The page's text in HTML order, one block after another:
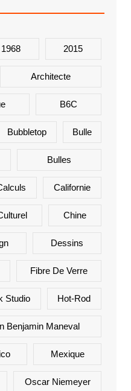
1968 2015
Architecte
B6C
Bubbletop Bulle
Bulles
Californie
Chine
Dessins
Fibre De Verre
Studio Hot-Rod
Benjamin Maneval
Mexique
Oscar Niemeyer